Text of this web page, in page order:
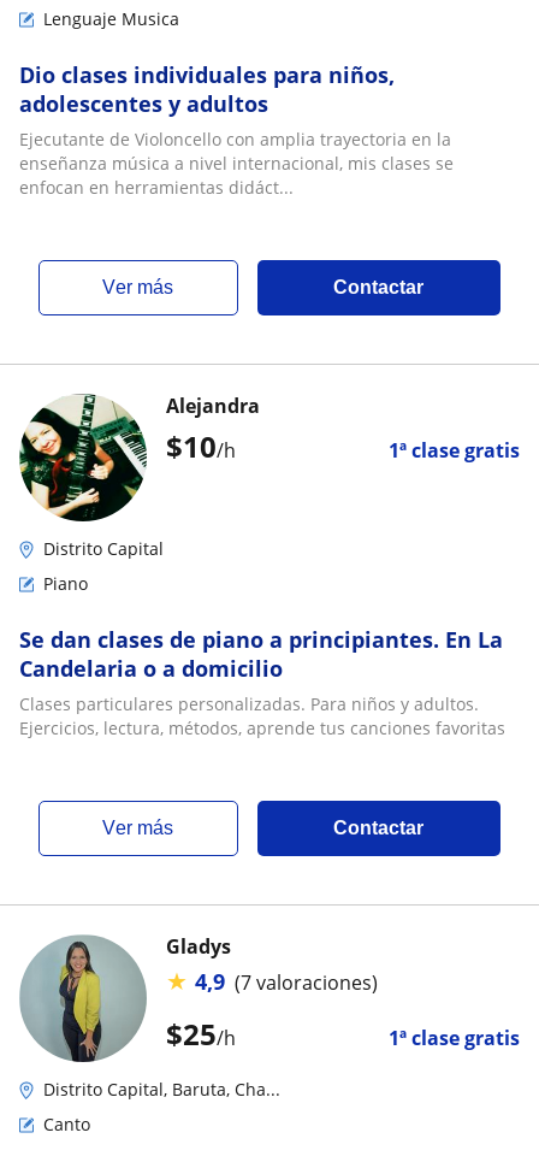
Lenguaje Musica
Dio clases individuales para niños,
adolescentes y adultos
Ejecutante de Violoncello con amplia trayectoria en la
enseñanza música a nivel internacional, mis clases se
enfocan en herramientas didáct...
ver más Contactar
$10/h 1ª clase gratis
Alejandra
Distrito Capital
Piano
Se dan clases de piano a principiantes. En La
Candelaria o a domicilio
Clases particulares personalizadas. Para niños y adultos.
Ejercicios, lectura, métodos, aprende tus canciones favoritas
ver más Contactar
$25/h 1ª clase gratis
Gladys
★ 4,9 (7 valoraciones)
Distrito Capital, Baruta, Cha...
Canto